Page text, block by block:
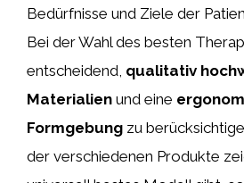
Bedürfnisse und Ziele der
Bei der Wahl des besten
entscheidend, qualitativ
Materialien und eine
Formgebung zu
der verschiedenen Produkte